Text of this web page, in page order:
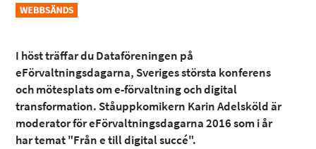
I höst träffar du Dataföreningen på
eFörvaltningsdagarna, Sveriges största konferens
och mötesplats om e-förvaltning och digital
transformation. Ståuppkomikern Karin Adelsköld är
moderator för eFörvaltningsdagarna 2016 som i år
har temat "Från e till digital succé".